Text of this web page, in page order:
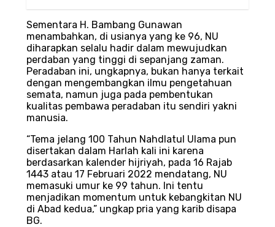
Sementara H. Bambang Gunawan
menambahkan, di usianya yang ke 96, NU
diharapkan selalu hadir dalam mewujudkan
perdaban yang tinggi di sepanjang zaman.
Peradaban ini, ungkapnya, bukan hanya terkait
dengan mengembangkan ilmu pengetahuan
semata, namun juga pada pembentukan
kualitas pembawa peradaban itu sendiri yakni
manusia.
“Tema jelang 100 Tahun Nahdlatul Ulama pun
disertakan dalam Harlah kali ini karena
berdasarkan kalender hijriyah, pada 16 Rajab
1443 atau 17 Februari 2022 mendatang, NU
memasuki umur ke 99 tahun. Ini tentu
menjadikan momentum untuk kebangkitan NU
di Abad kedua,” ungkap pria yang karib disapa
BG.